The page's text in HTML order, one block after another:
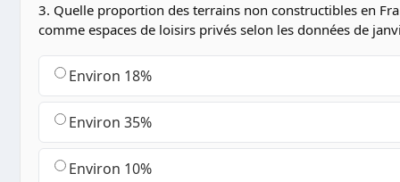
3. Quelle proportion des terrains non constructibles en
comme espaces de loisirs privés selon les données de
Environ 18%
Environ 35%
Environ 10%